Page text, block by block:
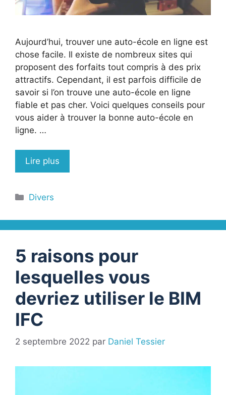
Aujourd’hui, trouver une auto-école en ligne est
chose facile. Il existe de nombreux sites qui
proposent des forfaits tout compris à des prix
attractifs. Cependant, il est parfois difficile de
savoir si l’on trouve une auto-école en ligne
fiable et pas cher. Voici quelques conseils pour
vous aider à trouver la bonne auto-école en
ligne. …
Lire plus
Catégories
Divers
5 raisons pour
lesquelles vous
devriez utiliser le BIM
IFC
2 septembre 2022 par Daniel Tessier